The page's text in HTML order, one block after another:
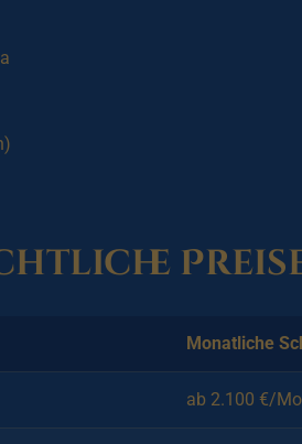
Monatliche
ab 2.100 €/